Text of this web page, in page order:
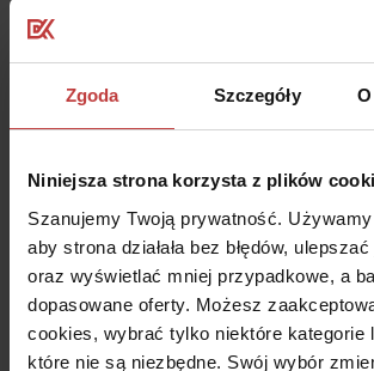
Zgoda Szczegóły
Niniejsza strona korzysta z plików
Szanujemy Twoją prywatność.
aby strona działała bez błędów, ulepszać
oraz wyświetlać mniej przypadkowe, a
dopasowane oferty. Możesz
cookies, wybrać tylko niektóre kategorie
które nie są niezbędne. Swój wybór
terenów zielonych oraz ścieżek
da się załatwić „po drodze”, tym większa
Ile pokoi i metrażu
Osoby wynajmujące najczęściej preferują
mieszkania dwupokojowe, choć
na układy trzypokojowe.
Single i pary najczęściej wybierają układy
Współlokatorzy i młode rodziny szukają